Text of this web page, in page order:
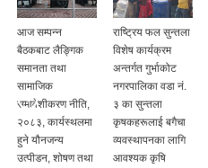
आज सम्पन्न
बैठकबाट लैङ्गिक
समानता तथा
सामाजिक
समावेशीकरण नीति,
२०८३, कार्यस्थलमा
हुने यौनजन्य
उत्पीडन, शोषण तथा
राष्ट्रिय फल सुन्तला
विशेष कार्यक्रम
अन्तर्गत गुर्भाकोट
नगरपालिका वडा नं.
३ का सुन्तला
कृषकहरूलाई बगैचा
व्यवस्थापनका लागि
आवश्यक कृषि